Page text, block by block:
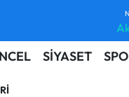
SİYASET